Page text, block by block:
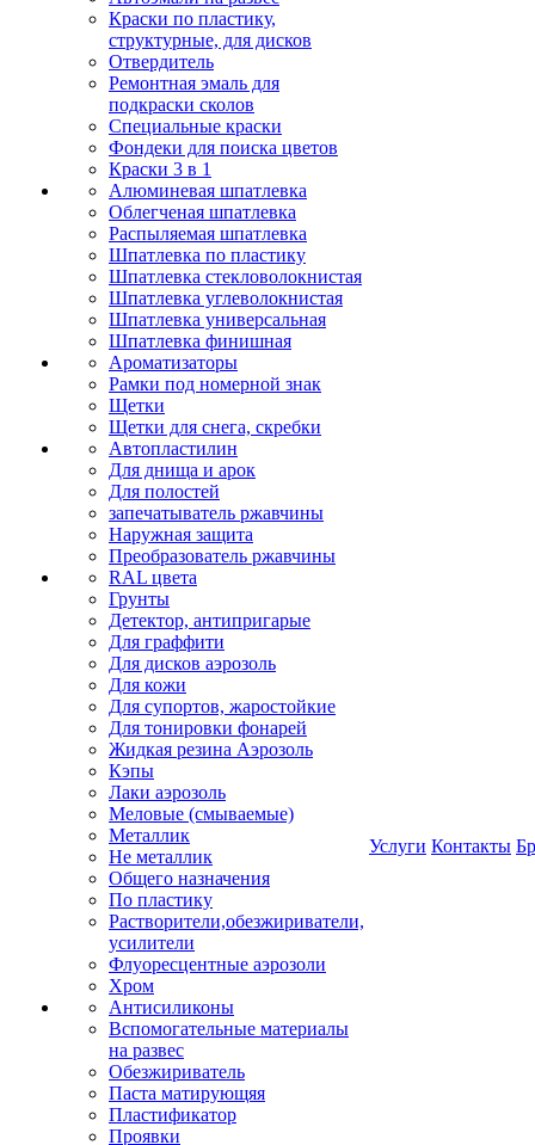
Краски по пластику,
структурные, для дисков
Отвердитель
Ремонтная эмаль для
подкраски сколов
Специальные краски
Фондеки для поиска цветов
Краски 3 в 1
Алюминевая шпатлевка
Облегченая шпатлевка
Распыляемая шпатлевка
Шпатлевка по пластику
Шпатлевка стекловолокнистая
Шпатлевка углеволокнистая
Шпатлевка универсальная
Шпатлевка финишная
Ароматизаторы
Рамки под номерной знак
Щетки
Щетки для снега, скребки
Автопластилин
Для днища и арок
Для полостей
запечатыватель ржавчины
Наружная защита
Преобразователь ржавчины
RAL цвета
Грунты
Детектор, антипригарые
Для граффити
Для дисков аэрозоль
Для кожи
Для супортов, жаростойкие
Для тонировки фонарей
Жидкая резина Аэрозоль
Кэпы
Лаки аэрозоль
Меловые (смываемые)
Металлик
Не металлик
Общего назначения
По пластику
Растворители,обезжириватели,
усилители
Флуоресцентные аэрозоли
Хром
Антисиликоны
Вспомогательные материалы
на развес
Обезжириватель
Паста матирующяя
Пластификатор
Проявки
Услуги Контакты